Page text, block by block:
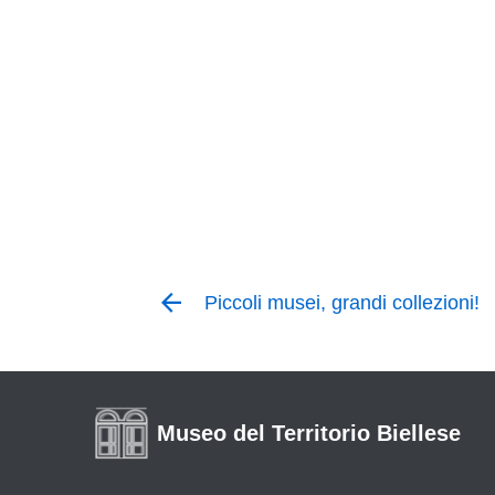
Piccoli musei, grandi collezioni!
Museo del Territorio Biellese